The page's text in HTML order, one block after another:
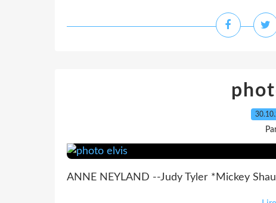
ANNE NEYLAND --Judy Tyler *Mickey